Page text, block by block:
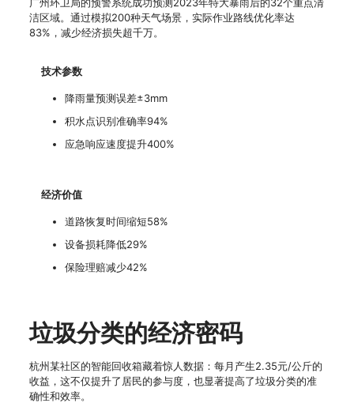
洁区域。通过模拟200种天气场景，实际作业路线优化率达
83%，减少经济损失超千万。
技术参数
降雨量预测误差±3mm
积水点识别准确率94%
应急响应速度提升400%
经济价值
道路恢复时间缩短58%
设备损耗降低29%
保险理赔减少42%
垃圾分类的经济密码
杭州某社区的智能回收箱藏着惊人数据：每月产生2.35元/公斤的
收益，这不仅提升了居民的参与度，也显著提高了垃圾分类的准
确性和效率。